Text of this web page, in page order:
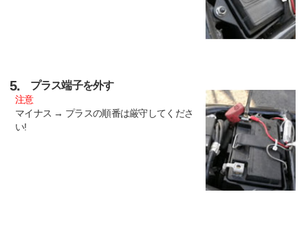
5. プラス端子を外す
注意
マイナス → プラスの順番は厳守してくださ
い!